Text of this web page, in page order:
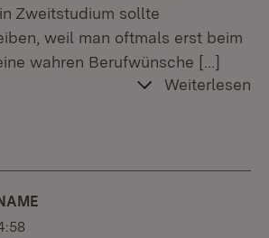
Zweitstudium sollte
weil man oftmals erst beim
wahren Berufwünsche […]
Weiterlesen